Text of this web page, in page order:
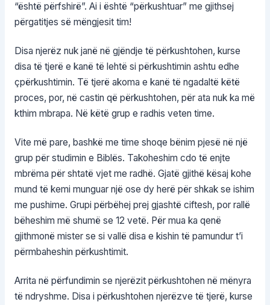
“është përfshirë”. Ai i është “përkushtuar” me gjithsej
përgatitjes së mëngjesit tim!
Disa njerëz nuk janë në gjëndje të përkushtohen, kurse
disa të tjerë e kanë të lehtë si përkushtimin ashtu edhe
çpërkushtimin. Të tjerë akoma e kanë të ngadaltë këtë
proces, por, në castin që përkushtohen, për ata nuk ka më
kthim mbrapa. Në këtë grup e radhis veten time.
Vite më pare, bashkë me time shoqe bënim pjesë në një
grup për studimin e Biblës. Takoheshim cdo të enjte
mbrëma për shtatë vjet me radhë. Gjatë gjithë kësaj kohe
mund të kemi munguar një ose dy herë për shkak se ishim
me pushime. Grupi përbëhej prej gjashtë ciftesh, por rallë
bëheshim më shumë se 12 vetë. Për mua ka qenë
gjithmonë mister se si vallë disa e kishin të pamundur t’i
përmbaheshin përkushtimit.
Arrita në përfundimin se njerëzit përkushtohen në mënyra
të ndryshme. Disa i përkushtohen njerëzve të tjerë, kurse